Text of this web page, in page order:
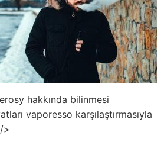
hakkında bilinmesi
vaporesso karşılaştırmasıyla
>